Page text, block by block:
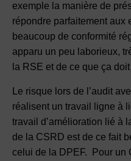
exemple la manière de
répondre parfaitement aux
beaucoup de conformité
apparu un peu laborieux,
la RSE et de ce que ça
Le risque lors de l’audit
réalisent un travail ligne à
travail d’amélioration lié à
de la CSRD est de ce fait
celui de la DPEF. Pour un